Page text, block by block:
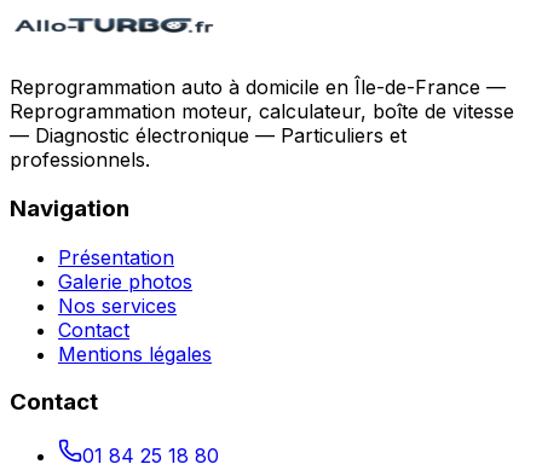
Reprogrammation auto à domicile en Île-de-France —
Reprogrammation moteur, calculateur, boîte de vitesse
— Diagnostic électronique — Particuliers et
professionnels.
Navigation
Présentation
Galerie photos
Nos services
Contact
Mentions légales
Contact
01 84 25 18 80